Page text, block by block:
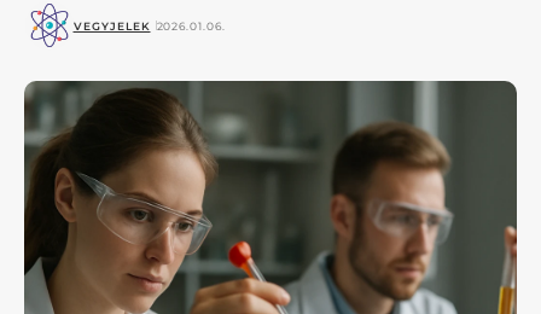
VEGYJELEK 2026.01.06.